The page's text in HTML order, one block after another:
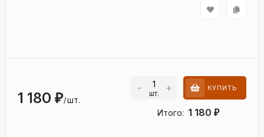
1 180 ₽/шт.
- шт. + КУПИТЬ
Итого: 1 180 ₽